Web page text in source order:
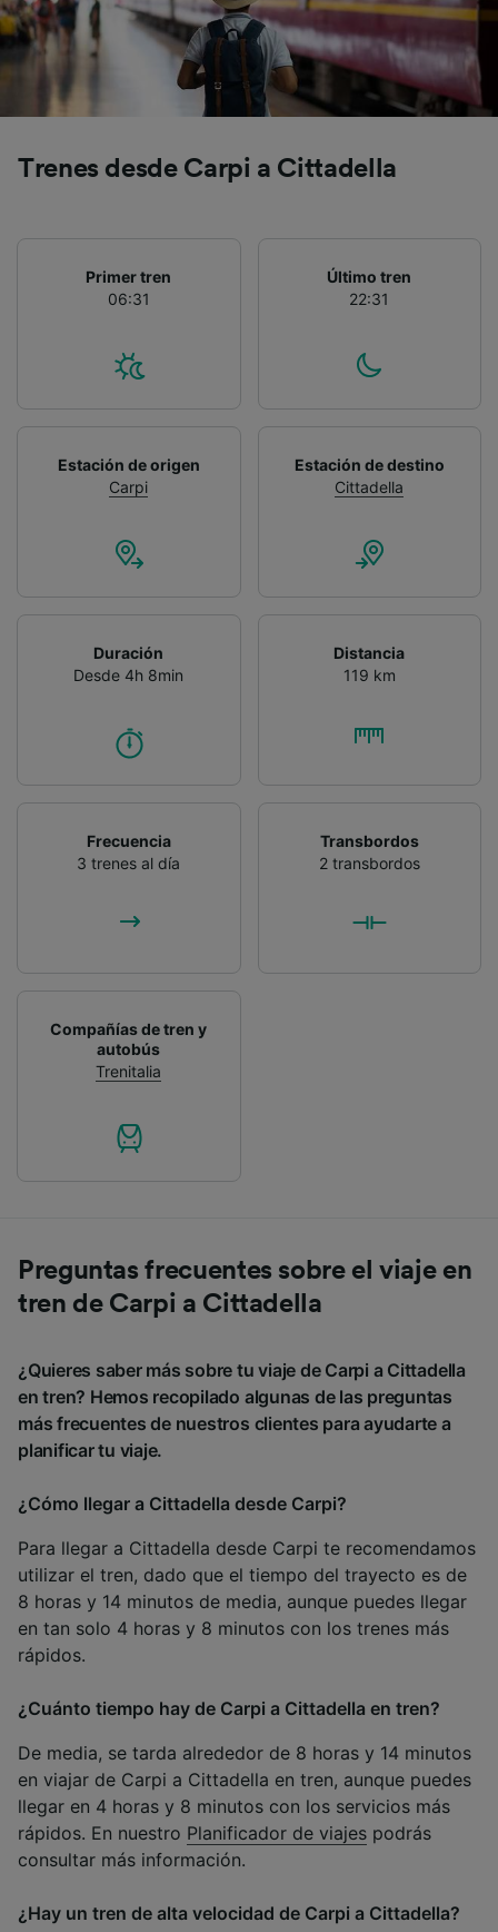
Trenes desde Carpi a Cittadella
Primer tren
06:31
Último tren
22:31
Estación de origen
Carpi
Estación de destino
Cittadella
Duración
Desde 4h 8min
Distancia
119 km
Frecuencia
3 trenes al día
Transbordos
2 transbordos
Compañías de tren y
autobús
Trenitalia
Preguntas frecuentes sobre el viaje en
tren de Carpi a Cittadella
¿Quieres saber más sobre tu viaje de Carpi a Cittadella
en tren? Hemos recopilado algunas de las preguntas
más frecuentes de nuestros clientes para ayudarte a
planificar tu viaje.
¿Cómo llegar a Cittadella desde Carpi?
Para llegar a Cittadella desde Carpi te recomendamos
utilizar el tren, dado que el tiempo del trayecto es de
8 horas y 14 minutos de media, aunque puedes llegar
en tan solo 4 horas y 8 minutos con los trenes más
rápidos.
¿Cuánto tiempo hay de Carpi a Cittadella en tren?
De media, se tarda alrededor de 8 horas y 14 minutos
en viajar de Carpi a Cittadella en tren, aunque puedes
llegar en 4 horas y 8 minutos con los servicios más
rápidos. En nuestro Planificador de viajes podrás
consultar más información.
¿Hay un tren de alta velocidad de Carpi a Cittadella?
precisa. Analizar activamente las
características del dispositivo para su
identificación. Almacenar la información en un
dispositivo y/o acceder a ella. Publicidad y
contenido personalizados, medición de